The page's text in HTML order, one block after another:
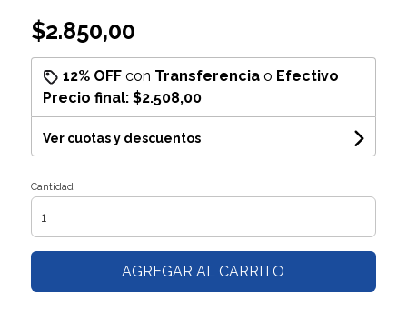
$2.850,00
12% OFFcon Transferenciao Efectivo
Precio final: $2.508,00
Ver cuotas y descuentos
Cantidad
AGREGAR AL CARRITO